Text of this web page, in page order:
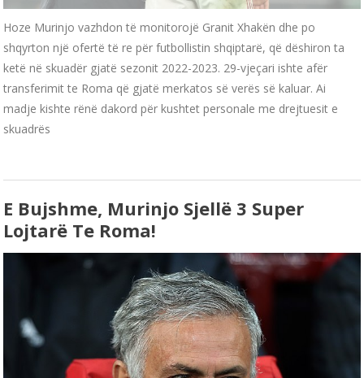
Hoze Murinjo vazhdon të monitorojë Granit Xhakën dhe po
shqyrton një ofertë të re për futbollistin shqiptarë, që dëshiron ta
ketë në skuadër gjatë sezonit 2022-2023. 29-vjeçari ishte afër
transferimit te Roma që gjatë merkatos së verës së kaluar. Ai
madje kishte rënë dakord për kushtet personale me drejtuesit e
skuadrës
E Bujshme, Murinjo Sjellë 3 Super
Lojtarë Te Roma!